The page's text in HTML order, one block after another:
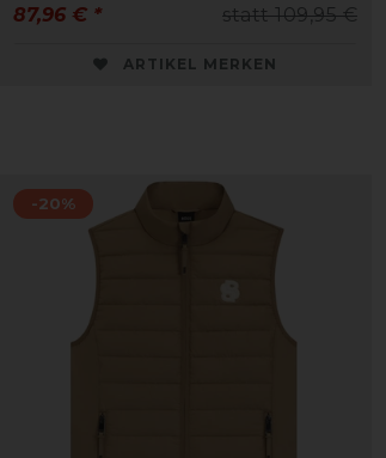
statt 109,95 €
87,96 € *
ARTIKEL MERKEN
-20%